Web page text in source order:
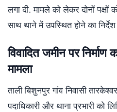
लगा दी. मामले को लेकर दोनों
साथ थाने में उपस्थित होने का निर्देश
विवादित जमीन पर
मामला
ताली बिशुनपुर गांव निवासी
पदाधिकारी और थाना प्रभारी